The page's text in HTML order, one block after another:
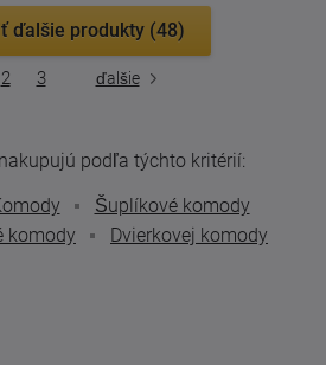
ďalšie produkty (48)
3
2 ďalšie
podľa týchto kritérií:
Šuplíkové komody
komody
Dvierkovej komody